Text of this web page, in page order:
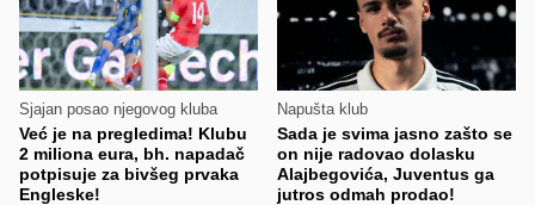
Sjajan posao njegovog kluba
Već je na pregledima! Klubu
2 miliona eura, bh. napadač
potpisuje za bivšeg prvaka
Engleske!
Napušta klub
Sada je svima jasno zašto se
on nije radovao dolasku
Alajbegovića, Juventus ga
jutros odmah prodao!